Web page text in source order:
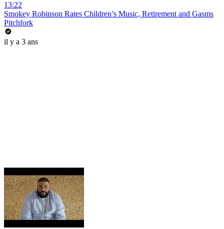
13:22
Smokey Robinson Rates Children’s Music, Retirement and Gasms
Pitchfork
il y a 3 ans